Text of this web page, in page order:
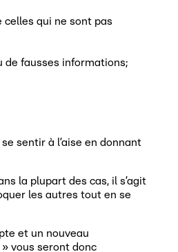
qui ne sont pas
de fausses informations;
sentir à l’aise en donnant
la plupart des cas, il s’agit
les autres tout en se
et un nouveau
vous seront donc